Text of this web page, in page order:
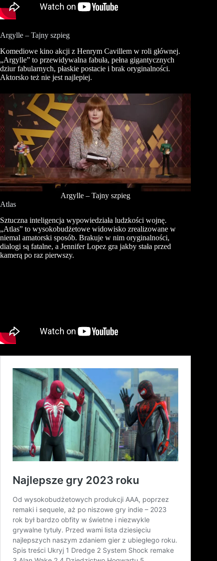
Argylle – Tajny szpieg
Komediowe kino akcji z Henrym Cavillem w roli głównej.
„Argylle” to przewidywalna fabuła, pełna gigantycznych
dziur fabularnych, płaskie postacie i brak oryginalności.
Aktorsko też nie jest najlepiej.
Argylle – Tajny szpieg
Atlas
Sztuczna inteligencja wypowiedziała ludzkości wojnę.
„Atlas” to wysokobudżetowe widowisko zrealizowane w
niemal amatorski sposób. Brakuje w nim oryginalności,
dialogi są fatalne, a Jennifer Lopez gra jakby stała przed
kamerą po raz pierwszy.